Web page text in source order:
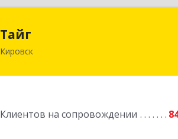
Тайг
Кировск
Клиентов на сопровождении